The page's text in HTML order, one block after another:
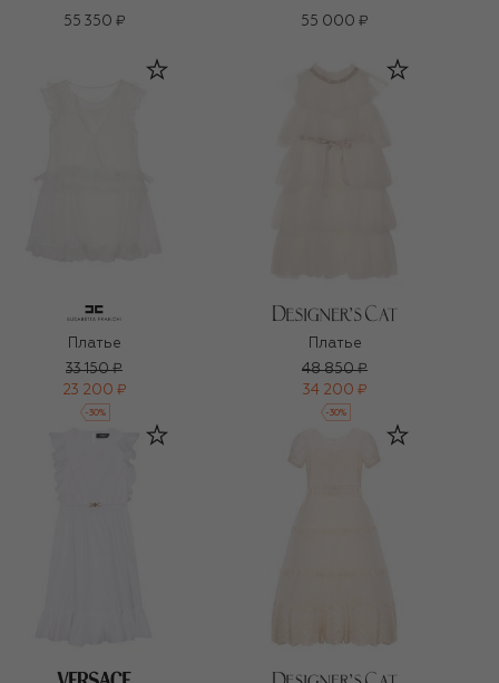
55 350 ₽
55 000 ₽
Платье
33 150 ₽
23 200 ₽
-30%
Платье
48 850 ₽
34 200 ₽
-30%